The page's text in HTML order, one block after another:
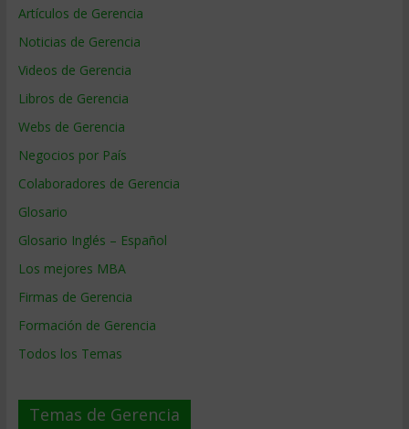
Artículos de Gerencia
Noticias de Gerencia
Videos de Gerencia
Libros de Gerencia
Webs de Gerencia
Negocios por País
Colaboradores de Gerencia
Glosario
Glosario Inglés – Español
Los mejores MBA
Firmas de Gerencia
Formación de Gerencia
Todos los Temas
Temas de Gerencia